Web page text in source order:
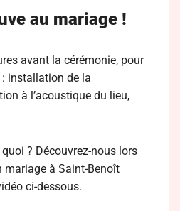
au mariage !
avant la cérémonie, pour
installation de la
à l’acoustique du lieu,
? Découvrez-nous lors
mariage à Saint-Benoît
ci-dessous.